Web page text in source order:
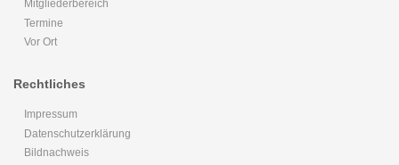
Mitgliederbereich
Termine
Vor Ort
Rechtliches
Impressum
Datenschutzerklärung
Bildnachweis